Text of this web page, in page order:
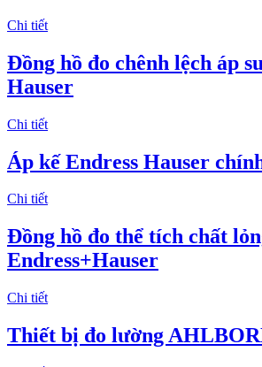
Chi tiết
Đồng hồ đo chênh lệch áp
Hauser
Chi tiết
Áp kế Endress Hauser
Chi tiết
​Đồng hồ đo thể tích chất
Endress+Hauser
Chi tiết
Thiết bị đo lường